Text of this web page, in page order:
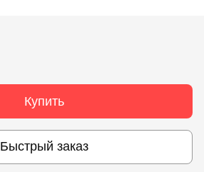
Купить
Быстрый заказ